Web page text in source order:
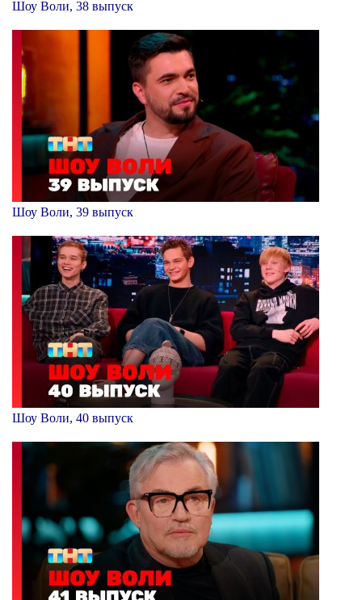
Шоу Воли, 38 выпуск
Шоу Воли, 39 выпуск
Шоу Воли, 40 выпуск